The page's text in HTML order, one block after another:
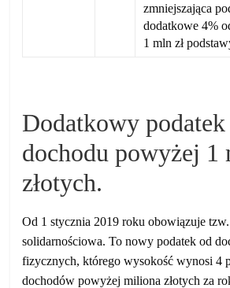
zmniejszająca
dodatkowe 4%
1 mln zł
Dodatkowy
dochodu powyżej 1
złotych.
Od 1 stycznia 2019 roku obowiązuje
solidarnościowa. To nowy podatek od
fizycznych, którego wysokość wynosi 4
dochodów powyżej miliona złotych za